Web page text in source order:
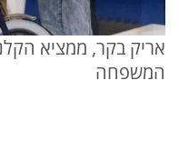
אריק בקר, ממציא
המשפחה